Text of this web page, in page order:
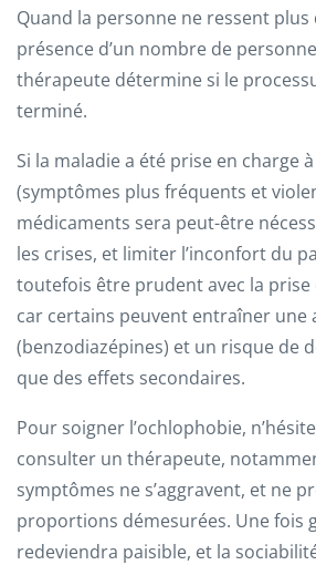
Quand la personne ne ressent plus
présence d’un nombre de
thérapeute détermine si le
terminé.
Si la maladie a été prise en charge
(symptômes plus fréquents et
médicaments sera peut-être
les crises, et limiter l’inconfort du
toutefois être prudent avec la prise
car certains peuvent entraîner une
(benzodiazépines) et un risque de
que des effets secondaires.
Pour soigner l’ochlophobie,
consulter un thérapeute,
symptômes ne s’aggravent, et ne
proportions démesurées. Une fois
redeviendra paisible, et la